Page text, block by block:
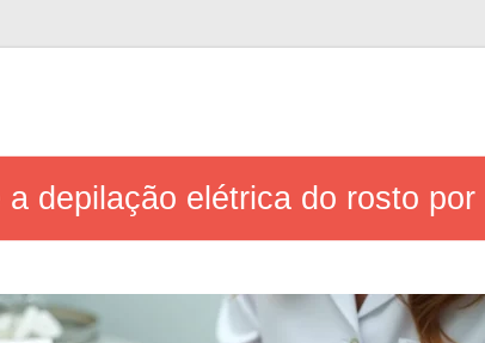
a depilação elétrica do rosto